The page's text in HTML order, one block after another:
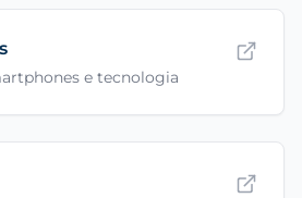
e tecnologia